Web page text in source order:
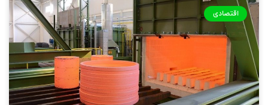
اقتصادی